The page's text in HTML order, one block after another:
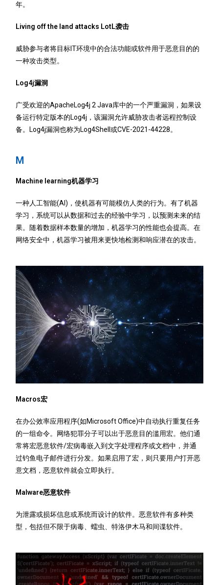
年。
Living off the land attacks LotL袭击
威胁参与者将目标IT环境中的合法功能或软件用于恶意目的的
一种攻击类型。
Log4j漏洞
广受欢迎的ApacheLog4j 2 Java库中的一个严重漏洞，如果设
备运行特定版本的Log4j，该漏洞允许威胁攻击者远程控制设
备。Log4j漏洞也称为Log4Shell或CVE-2021-44228。
M
Machine learning机器学习
一种人工智能(AI)，使机器有可能模仿人类的行为。有了机器
学习，系统可以从数据和过去的经验中学习，以预测未来的结
果。随着数据样本数量的增加，机器学习的性能也会提高。在
网络安全中，机器学习被用来更快地检测和响应潜在的攻击。
Macros宏
在办公效率应用程序(如Microsoft Office)中自动执行重复任务
的一组命令。网络犯罪分子可以出于恶意目的滥用宏。他们通
常将宏恶意软件/宏病毒嵌入到文字处理程序或文档中，并通
过钓鱼电子邮件进行分发。如果启用了宏，则只要用户打开恶
意文档，恶意软件就会立即执行。
Malware恶意软件
为泄露或损坏信息或系统而设计的软件。恶意软件有多种类
型，包括但不限于病毒、蠕虫、特洛伊木马和间谍软件。